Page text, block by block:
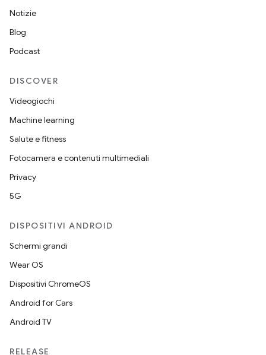
Notizie
Blog
Podcast
DISCOVER
Videogiochi
Machine learning
Salute e fitness
Fotocamera e contenuti multimediali
Privacy
5G
DISPOSITIVI ANDROID
Schermi grandi
Wear OS
Dispositivi ChromeOS
Android for Cars
Android TV
RELEASE